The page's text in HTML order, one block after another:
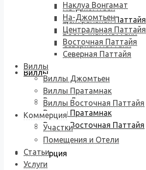
На-Джомтьен
Центральная Паттайя
Восточная Паттайя
Северная Паттайя
Виллы
Виллы Джомтьен
Виллы Пратамнак
Виллы Восточная Паттайя
Коммерция
Наклуа Вонгамат
На-Джомтьен
Центральная Паттайя
Восточная Паттайя
Северная Паттайя
Виллы
Виллы Джомтьен
Виллы Пратамнак
Виллы Восточная Паттайя
Коммерция
Участки
Помещения и Отели
Статьи
Услуги